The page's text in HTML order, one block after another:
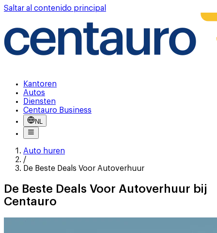
Saltar al contenido principal
Kantoren
Autos
Diensten
Centauro Business
NL
Auto huren
/
‭De Beste Deals Voor Autoverhuur
De Beste Deals Voor Autoverhuur bij
Centauro